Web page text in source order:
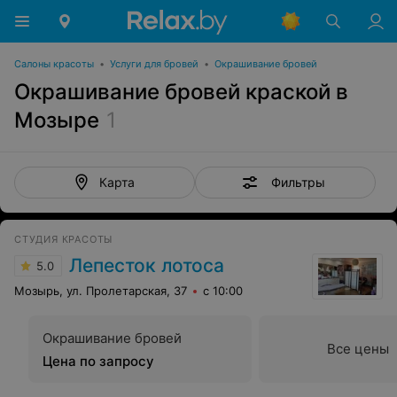
Салоны красоты • Услуги для бровей • Окрашивание бровей
Окрашивание бровей краской в
Мозыре 1
Карта Фильтры
СТУДИЯ КРАСОТЫ
5.0 Лепесток лотоса
Мозырь, ул. Пролетарская, 37 с 10:00
Окрашивание бровей
Цена по запросу
Все цены